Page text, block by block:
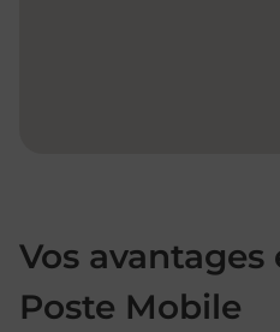
Vos avantages
Poste Mobile